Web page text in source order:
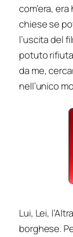
com’era,
chiese se
l’uscita del
potuto
da me,
nell’unico
Lui, Lei,
borghese.